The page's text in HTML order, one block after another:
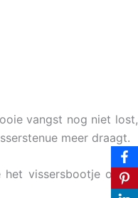
vangst nog niet lost,
meer draagt.
vissersbootje op de